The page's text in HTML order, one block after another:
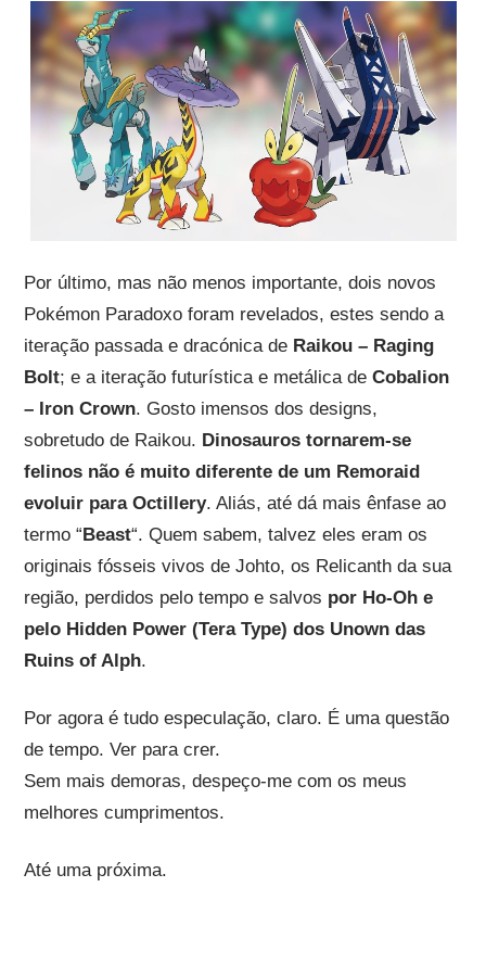
Por último, mas não menos importante, dois novos
Pokémon Paradoxo foram revelados, estes sendo a
iteração passada e dracónica de Raikou – Raging
Bolt; e a iteração futurística e metálica de Cobalion
– Iron Crown. Gosto imensos dos designs,
sobretudo de Raikou. Dinosauros tornarem-se
felinos não é muito diferente de um Remoraid
evoluir para Octillery. Aliás, até dá mais ênfase ao
termo “Beast“. Quem sabem, talvez eles eram os
originais fósseis vivos de Johto, os Relicanth da sua
região, perdidos pelo tempo e salvos por Ho-Oh e
pelo Hidden Power (Tera Type) dos Unown das
Ruins of Alph.
Por agora é tudo especulação, claro. É uma questão
de tempo. Ver para crer.
Sem mais demoras, despeço-me com os meus
melhores cumprimentos.
Até uma próxima.